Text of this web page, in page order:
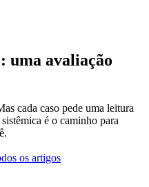
uma avaliação
cada caso pede uma leitura
é o caminho para
os artigos